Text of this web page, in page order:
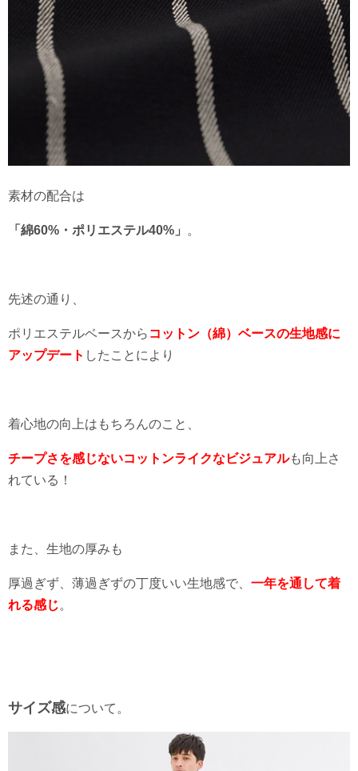
素材の配合は
「綿60%・ポリエステル40%」 。
先述の通り、
ポリエステルベースから コットン（綿）ベースの生地感に
アップデート したことにより
着心地の向上はもちろんのこと、
チープさを感じないコットンライクなビジュアルも向上さ
れている！
また、生地の厚みも
厚過ぎず、薄過ぎずの丁度いい生地感で、 一年を通して着
れる感じ。
サイズ感について。